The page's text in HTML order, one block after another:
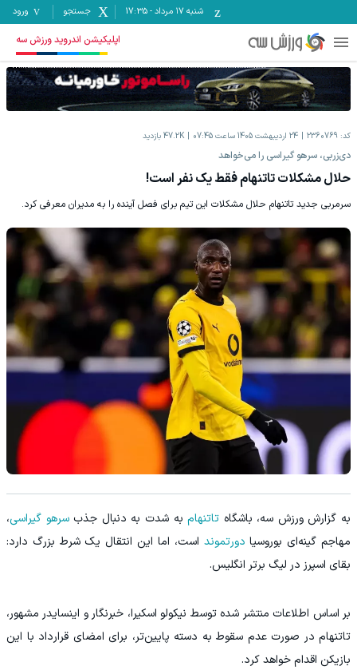
شنبه ۱۷ مرداد -
17:35 جستجو ورود
اپلیکیشن اندروید ورزش سه
کد: 2360769 24 اردیبهشت 1405 ساعت 07:45 47.2K بازدید
دی‌زربی، سرهو گیراسی را می‌خواهد
حلال مشکلات تاتنهام فقط یک نفر است!
سرمربی جدید تاتنهام حلال مشکلات این تیم برای فصل آینده را به مدیران معرفی کرد.
به گزارش ورزش سه، باشگاه تاتنهامبه شدت به دنبال جذبسرهو گیراسی،
مهاجم گینه‌ای بوروسیا دورتموند است، اما این انتقال یک شرط بزرگ دارد:
بقای اسپرز در لیگ برتر انگلیس.
بر اساس اطلاعات منتشر شده توسط نیکولو اسکیرا، خبرنگار و اینسایدر مشهور،
تاتنهام در صورت عدم سقوط به دسته پایین‌تر، برای امضای قرارداد با این
بازیکن اقدام خواهد کرد.